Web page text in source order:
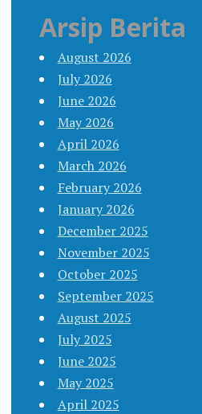
Arsip Berita
August 2026
July 2026
June 2026
May 2026
April 2026
March 2026
February 2026
January 2026
December 2025
November 2025
October 2025
September 2025
August 2025
July 2025
June 2025
May 2025
April 2025